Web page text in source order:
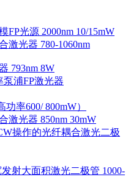
FP光源 2000nm 10/15mW
激光器 780-1060nm
793nm 8W
泵浦FP激光器
率600/ 800mW）
激光器 850nm 30mW
操作的光纤耦合激光二极
发射大面积激光二极管 1000-